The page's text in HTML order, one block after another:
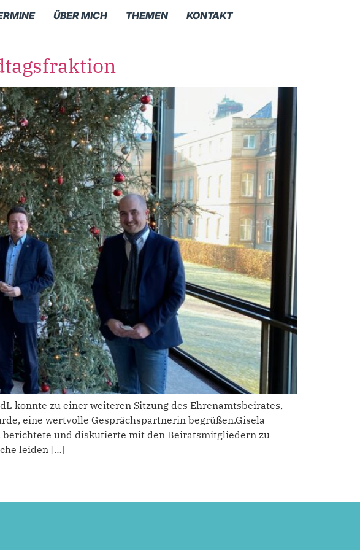
ÜBER MICH THEMEN KONTAKT
konnte zu einer weiteren Sitzung des Ehrenamtsbeirates,
eine wertvolle Gesprächspartnerin begrüßen.Gisela
und diskutierte mit den Beiratsmitgliedern zu
leiden […]